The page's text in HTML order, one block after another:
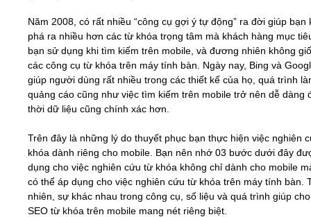
Năm 2008, có rất nhiều “công cụ gợi ý tự động” ra đời giúp bạn
phá ra nhiều hơn các từ khóa trọng tâm mà khách hàng mục
bạn sử dụng khi tìm kiếm trên mobile, và đương nhiên không
các công cụ từ khóa trên máy tính bàn. Ngày nay, Bing và
giúp người dùng rất nhiều trong các thiết kế của họ, quá trình
quảng cáo cũng như việc tìm kiếm trên mobile trở nên dễ dàng
thời dữ liệu cũng chính xác hơn.
Trên đây là những lý do thuyết phục bạn thực hiện việc nghiên
khóa dành riêng cho mobile. Bạn nên nhớ 03 bước dưới đây
dụng cho việc nghiên cứu từ khóa không chỉ dành cho mobile
có thể áp dụng cho việc nghiên cứu từ khóa trên máy tính bàn.
nhiên, sự khác nhau trong công cụ, số liệu và quá trình giúp
SEO từ khóa trên mobile mang nét riêng biệt.